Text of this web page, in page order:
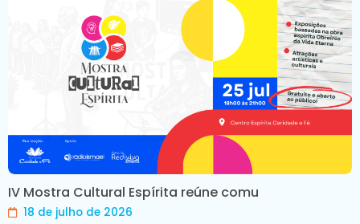
IV Mostra Cultural Espírita reúne comu
18 de julho de 2026